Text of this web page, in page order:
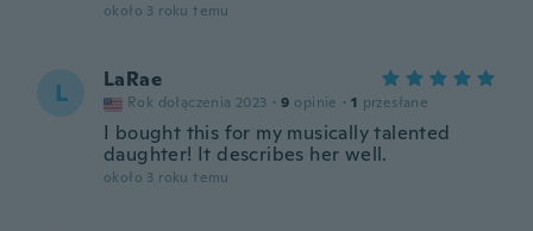
około 3 roku temu
L LaRae
Rok dołączenia 2023 · 9 opinie · 1 przesłane
I bought this for my musically talented
daughter! It describes her well.
około 3 roku temu